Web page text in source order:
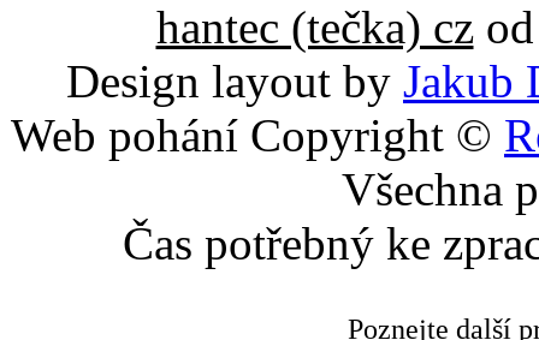
hantec (tečka) czod
Design layout by Jakub
Web pohání Copyright ©
Všechna
Čas potřebný ke
Poznejte další